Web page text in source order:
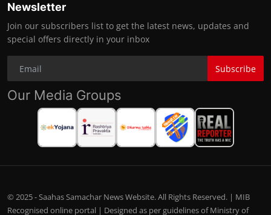
Newsletter
Join our subscribers list to get the latest news, updates and
special offers directly in your inbox
Subscribe
Our Media Groups
© 2025 - Saahas Samachar News Website. All Rights Reserved. | MIB
Recognised online portal | Designed as per guidelines of Ministry of